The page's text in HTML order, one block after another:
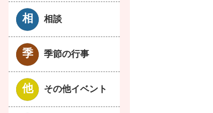
相談
季節の行事
その他イベント